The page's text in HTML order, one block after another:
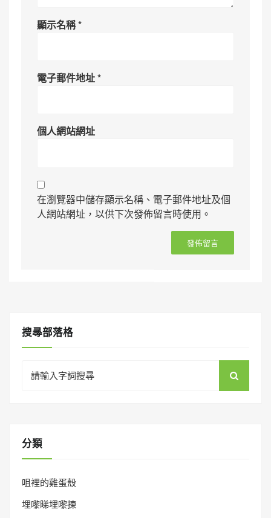
顯示名稱*
電子郵件地址*
個人網站網址
在瀏覽器中儲存顯示名稱、電子郵件地址及個
人網站網址，以供下次發佈留言時使用。
搜㝷部落格
for:
分類
咀裡的雞蛋殼
埋嚟睇埋嚟揀